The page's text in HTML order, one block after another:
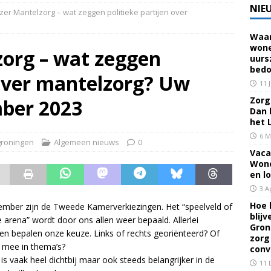
De Opstap
GRONINGEN
Mei 2026 – Mensen met dementie in Groningen
ALGEMEEN
Mantelzorg – wat zeggen politieke partijen over
– wat zeggen
mantelzorg? Uw
2023
Algemeen nieuws 0
zijn de Tweede Kamerverkiezingen. Het “speelveld of
arena” wordt door ons allen weer bepaald. Allerlei
bepalen onze keuze. Links of rechts georiënteerd? Of
in thema’s?
vaak heel dichtbij maar ook steeds belangrijker in de
11
Dan
het
6
en
3
Hoe
11